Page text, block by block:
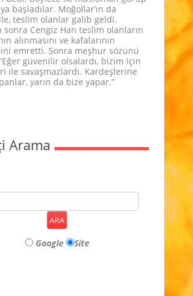
başladılar. Moğollar’ın da
ile, teslim olanlar galib geldi.
sonra Cengiz Han teslim olanların
alınmasını ve kafalarının
emretti. Sonra meşhur sözünü
güvenilir olsalardı, bizim için
ile savaşmazlardı. Kardeşlerine
yarın da bize yapar.”
Arama
Google Site